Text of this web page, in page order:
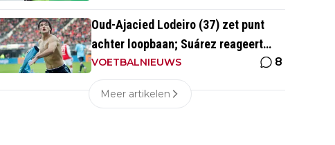
Oud-Ajacied Lodeiro (37) zet punt
achter loopbaan; Suárez reageert
emotioneel
VOETBALNIEUWS 8
Meer artikelen